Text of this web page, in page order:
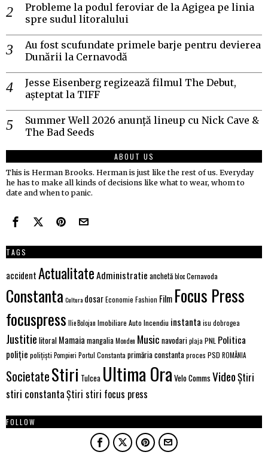
Probleme la podul feroviar de la Agigea pe linia
spre sudul litoralului
Au fost scufundate primele barje pentru devierea
Dunării la Cernavodă
Jesse Eisenberg regizează filmul The Debut,
așteptat la TIFF
Summer Well 2026 anunță lineup cu Nick Cave &
The Bad Seeds
ABOUT US
This is Herman Brooks. Herman is just like the rest of us. Everyday
he has to make all kinds of decisions like what to wear, whom to
date and when to panic.
TAGS
accidentActualitateAdministratie anchetăblocCernavoda
Constanta Cultura dosarEconomie Fashion Film Focus Press
focuspress Ilie Bolojan Imobiliare Auto Incendiu instanta isu dobrogea
Justitie litoral Mamaia mangaliaMonden Music navodariplaja PNL Politica
poliție polițiști Pompieri Portul Constanta primăria constantaproces PSD ROMÂNIA
SocietateStiri Tulcea Ultima Ora Velo Comms VideoȘtiri
stiri constantaȘtiri stiri focus press
FOLLOW